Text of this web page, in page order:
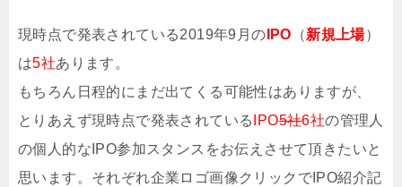
現時点で発表されている2019年9月の IPO （新規上場）
は5社あります。
もちろん日程的にまだ出てくる可能性はありますが、
とりあえず現時点で発表されている IPO5社6社の管理人
の個人的なIPO参加スタンスをお伝えさせて頂きたいと
思います。それぞれ企業ロゴ画像クリックでIPO紹介記